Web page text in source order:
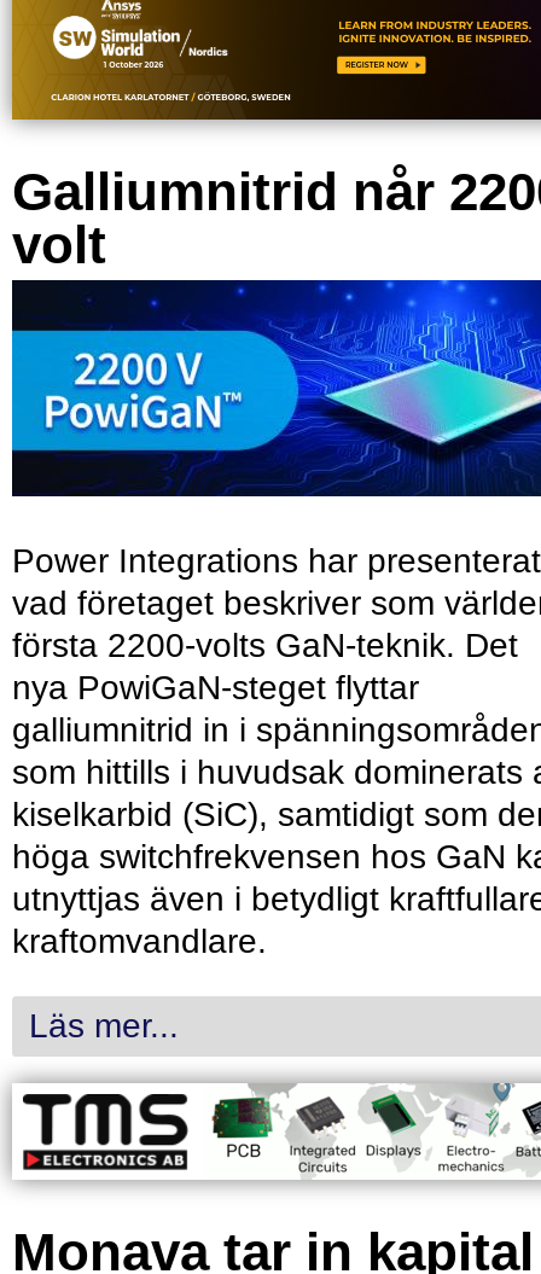
Galliumnitrid når
volt
Power Integrations har presenterat
vad företaget beskriver som
första 2200-volts GaN-teknik. Det
nya PowiGaN-steget flyttar
galliumnitrid in i
som hittills i huvudsak dominerats
kiselkarbid (SiC), samtidigt som
höga switchfrekvensen hos GaN
utnyttjas även i betydligt
kraftomvandlare.
Läs mer...
Monava tar in kapital